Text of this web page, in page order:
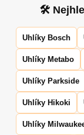
🛠
Uhlíky Bosch
Uhlíky Metabo
Uhlíky Parkside
Uhlíky Hikoki
Uhlíky